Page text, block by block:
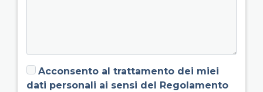
Acconsento al trattamento dei miei
dati personali ai sensi del Regolamento